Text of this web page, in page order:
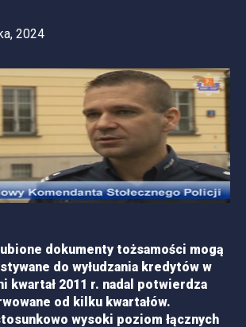
2024
dokumenty tożsamości mogą
do wyłudzania kredytów w
kwartał 2011 r. nadal potwierdza
od kilku kwartałów.
wysoki poziom łącznych